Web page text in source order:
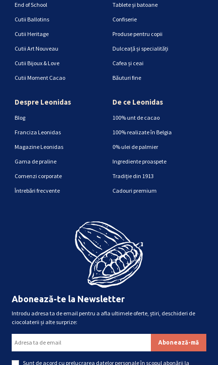
End of School
Cutii Ballotins
Cutii Heritage
Cutii Art Nouveau
Cutii Bijoux & Love
Cutii Moment Cacao
Tablete și batoane
Confiserie
Produse pentru copii
Dulceață și specialități
Cafea și ceai
Băuturi fine
Despre Leonidas
Blog
Franciza Leonidas
Magazine Leonidas
Gama de praline
Comenzi corporate
Întrebări frecvente
De ce Leonidas
100% unt de cacao
100% realizate în Belgia
0% ulei de palmier
Ingrediente proaspete
Tradiție din 1913
Cadouri premium
Abonează-te la Newsletter
Introdu adresa ta de email pentru a afla ultimele oferte, știri, deschideri de
ciocolaterii și alte surprize:
Sunt de acord cu prelucrarea datelor personaleîn scopul abonării la